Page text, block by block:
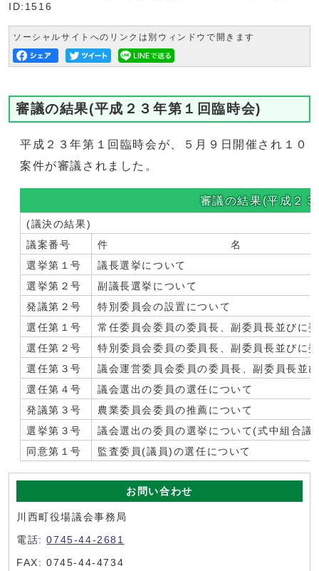
ID:1516
ソーシャルサイトへのリンクは別ウィンドウで開きます
審議の結果(平成２３年第１回臨時会)
平成２３年第１回臨時会が、５月９日開催され１０
案件が審議されました。
審議の結果(平成２
(議決の結果)
議案番号
件 名
選挙第１号
議長選挙について
選挙第２号
副議長選挙について
発議第２号
特別委員会の設置について
選任第１号
常任委員会委員の委員長、副委員長並びに
選任第２号
特別委員会委員の委員長、副委員長並びに
選任第３号
議会運営委員会委員の委員長、副委員長並
選任第４号
議会選出の委員の選任について
発議第３号
農業委員会委員の推薦について
選挙第３号
議会選出の委員の選挙について(式中組合議
同意第１号
監査委員(議員)の選任について
お問い合わせ
川西町役場議会事務局
電話:0745-44-2681
FAX: 0745-44-4734